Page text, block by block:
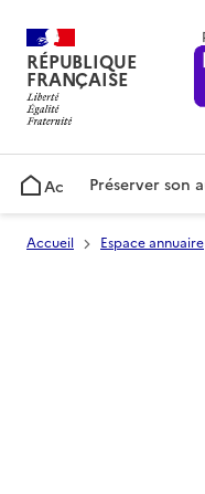
RÉPUBLIQUE
FRANÇAISE
AccueilPréserver son
Accueil Espace annuaire